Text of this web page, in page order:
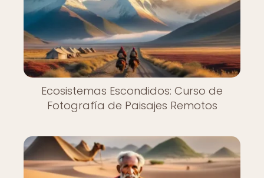
Ecosistemas Escondidos: Curso de
Fotografía de Paisajes Remotos